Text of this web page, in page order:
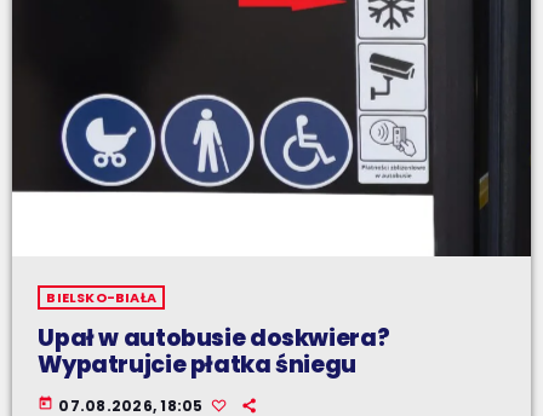
BIELSKO-BIAŁA
Upał w autobusie doskwiera?
Wypatrujcie płatka śniegu
today 07.08.2026, 18:05